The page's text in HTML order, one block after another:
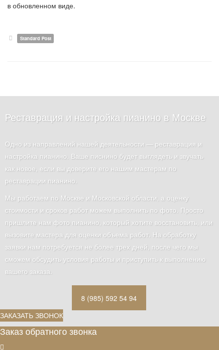
в обновленном виде.
Standard Post
Реставрация и настройка пианино в Москве
Одно из направлений нашей деятельности — реставрация и
настройка пианино. Ваше писнино будет выглядеть и звучать
как новое, если вы доверите его нашим мастерам по
реставрации пианино.
Мы работаем по Москве и Московской области, а оценку
стоимости и сроков работ можем выполнить по фото. Просто
пришлите нам фото пианино, который хотите восстановить, или
вызовите мастера для оценки объема работ. На обработку
заявки нам потребуется не более трех дней, после чего мы
сможем обсудить условия работы и приступить к выполнению
вашего заказа.
8 (985) 592 54 94
ЗАКАЗАТЬ ЗВОНОК
Заказ обратного звонка